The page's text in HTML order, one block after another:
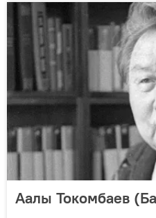
Аалы Токомбаев